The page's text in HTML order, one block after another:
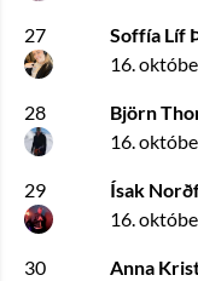
27
Soffía Líf
16.
28
Björn
16.
29
Ísak
16.
30
Anna